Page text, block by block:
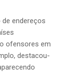
endereços
ofensores em
destacou-